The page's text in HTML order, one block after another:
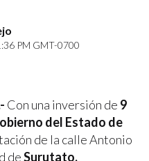
PM GMT-0700
Con una inversión de 9
del Estado de
de la calle Antonio
deSurutato,